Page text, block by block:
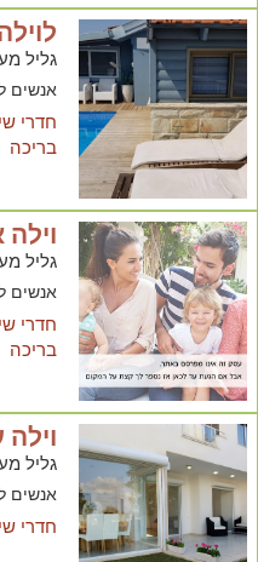
גליל
אנשים
בריכה
גליל
אנשים
בריכה
גליל
אנשים
חדרי